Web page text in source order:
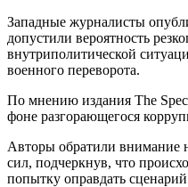
Западные журналисты
допустили вероятность
внутриполитической
военного переворота.
По мнению издания The
фоне разгорающегося
Авторы обратили внимание
сил, подчеркнув, что
попытку оправдать